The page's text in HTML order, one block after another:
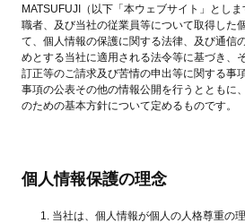
MATSUFUJI（以下「本ウェブサイト」とし
職者、及び当社の従業員等について取得した
て、個人情報の保護に関する法律、及び通信
めとする当社に適用される法令等に基づき、
訂正等のご請求及び苦情の申出等に関する事
事項の公表その他の情報公開を行うとともに
のための基本方針について定めるものです。
個人情報保護の理念
当社は、個人情報が個人の人格尊重の